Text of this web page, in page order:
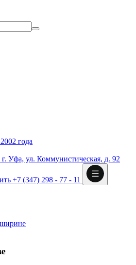
года
г. Уфа, ул. Коммунистическая, д. 92
+7 (347) 298 - 77 - 11